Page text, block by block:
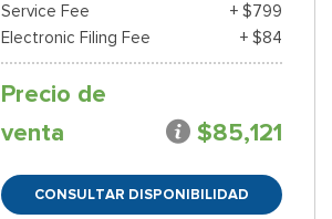
Service Fee
+ $799
Electronic Filing Fee
+ $84
Precio de
venta
$85,121
CONSULTAR DISPONIBILIDAD